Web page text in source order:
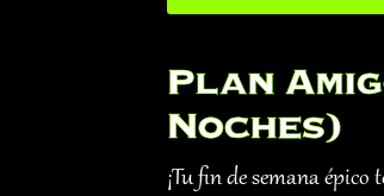
Plan
Noches)
¡Tu fin de semana